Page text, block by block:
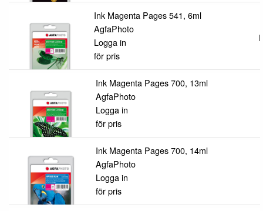
Ink Magenta Pages 541, 6ml
AgfaPhoto
Logga in
för pris
Ink Magenta Pages 700, 13ml
AgfaPhoto
Logga in
för pris
Ink Magenta Pages 700, 14ml
AgfaPhoto
Logga in
för pris